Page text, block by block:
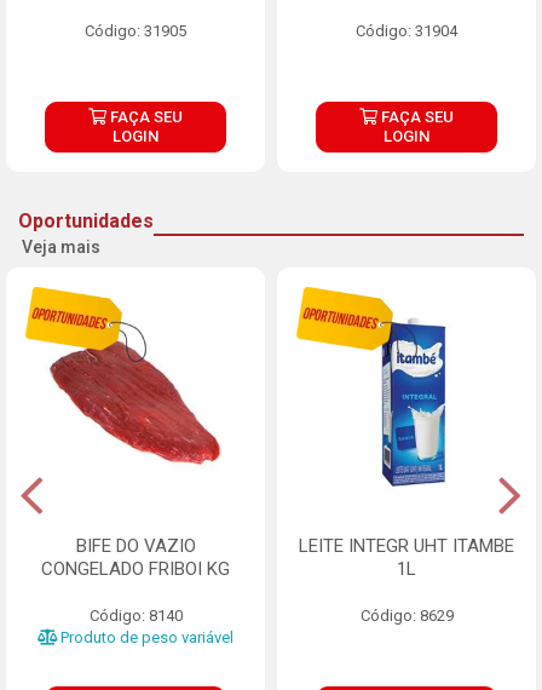
Código: 31905
FAÇA SEU
LOGIN
Código: 31904
FAÇA SEU
LOGIN
Oportunidades
Veja mais
BIFE DO VAZIO
CONGELADO FRIBOI KG
Código: 8140
Produto de peso variável
LEITE INTEGR UHT ITAMBE
1L
Código: 8629